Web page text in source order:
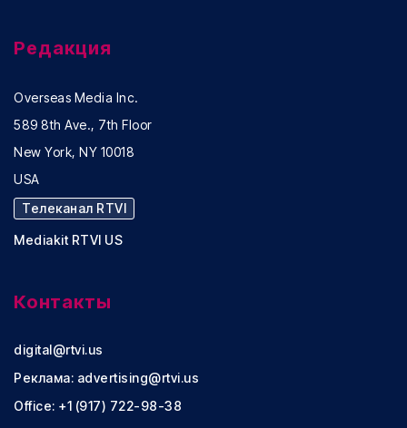
Редакция
Overseas Media Inc.
589 8th Ave., 7th Floor
New York, NY 10018
USA
Телеканал RTVI
Mediakit RTVI US
Контакты
digital@rtvi.us
Реклама: advertising@rtvi.us
Office: +1 (917) 722-98-38